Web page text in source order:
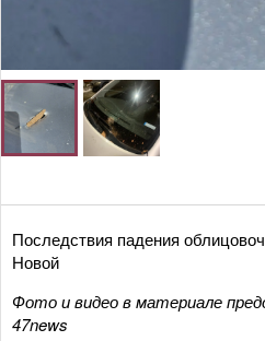
Последствия падения
Новой
Фото и видео в материале
47news